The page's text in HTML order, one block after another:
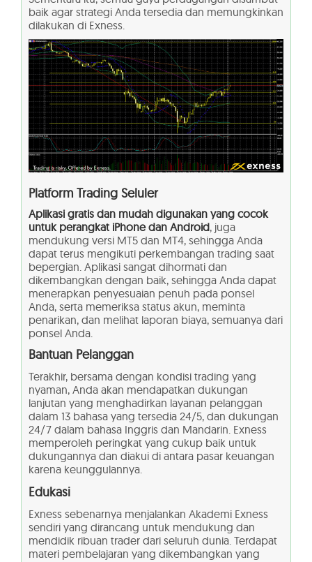
baik agar strategi Anda tersedia dan memungkinkan
dilakukan di Exness.
Platform Trading Seluler
Aplikasi gratis dan mudah digunakan yang cocok
untuk perangkat iPhone dan Android, juga
mendukung versi MT5 dan MT4, sehingga Anda
dapat terus mengikuti perkembangan trading saat
bepergian. Aplikasi sangat dihormati dan
dikembangkan dengan baik, sehingga Anda dapat
menerapkan penyesuaian penuh pada ponsel
Anda, serta memeriksa status akun, meminta
penarikan, dan melihat laporan biaya, semuanya dari
ponsel Anda.
Bantuan Pelanggan
Terakhir, bersama dengan kondisi trading yang
nyaman, Anda akan mendapatkan dukungan
lanjutan yang menghadirkan layanan pelanggan
dalam 13 bahasa yang tersedia 24/5, dan dukungan
24/7 dalam bahasa Inggris dan Mandarin. Exness
memperoleh peringkat yang cukup baik untuk
dukungannya dan diakui di antara pasar keuangan
karena keunggulannya.
Edukasi
Exness sebenarnya menjalankan Akademi Exness
sendiri yang dirancang untuk mendukung dan
mendidik ribuan trader dari seluruh dunia. Terdapat
materi pembelajaran yang dikembangkan yang